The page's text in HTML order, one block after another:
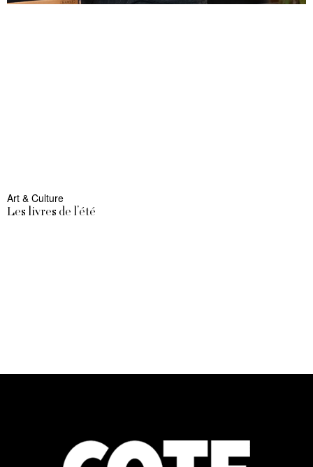
Art & Culture
Les livres de l’été